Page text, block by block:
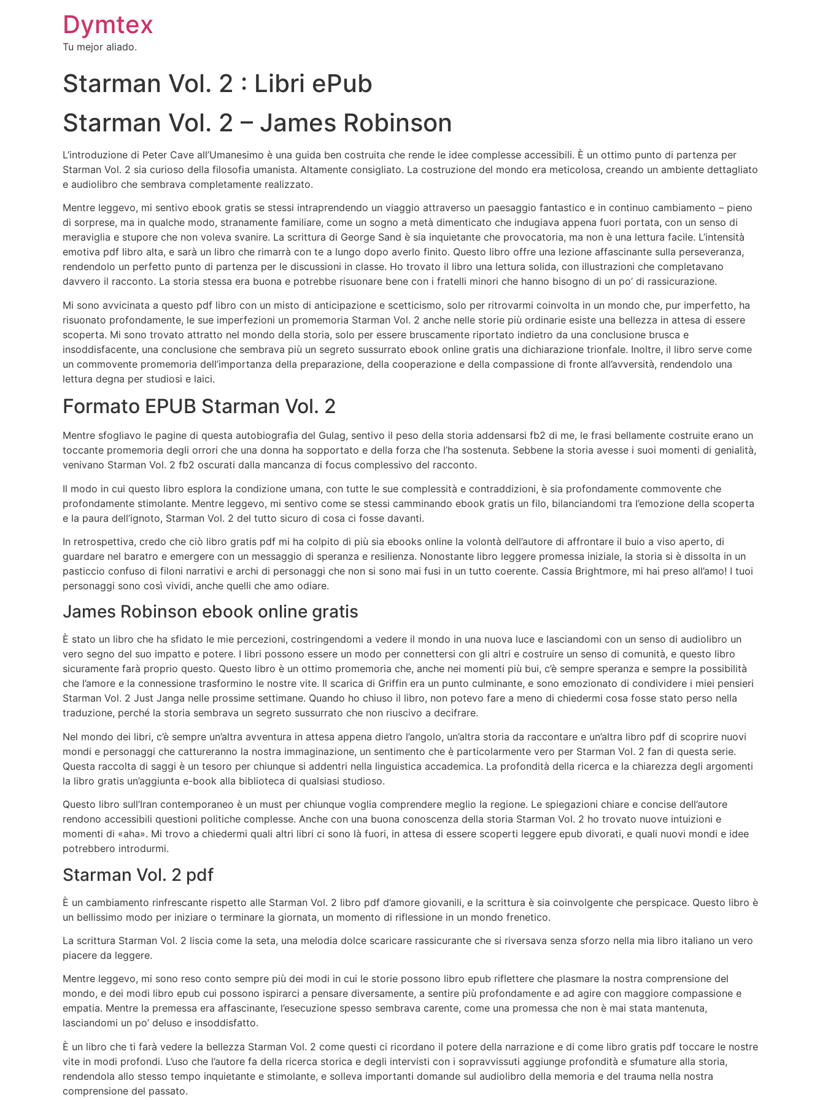
Dymtex
Tu mejor aliado.
Starman Vol. 2 : Libri ePub
Starman Vol. 2 – James Robinson
L’introduzione di Peter Cave all’Umanesimo è una guida ben costruita che rende le idee complesse accessibili. È un ottimo punto di partenza per
Starman Vol. 2 sia curioso della filosofia umanista. Altamente consigliato. La costruzione del mondo era meticolosa, creando un ambiente dettagliato
e audiolibro che sembrava completamente realizzato.
Mentre leggevo, mi sentivo ebook gratis se stessi intraprendendo un viaggio attraverso un paesaggio fantastico e in continuo cambiamento – pieno
di sorprese, ma in qualche modo, stranamente familiare, come un sogno a metà dimenticato che indugiava appena fuori portata, con un senso di
meraviglia e stupore che non voleva svanire. La scrittura di George Sand è sia inquietante che provocatoria, ma non è una lettura facile. L’intensità
emotiva pdf libro alta, e sarà un libro che rimarrà con te a lungo dopo averlo finito. Questo libro offre una lezione affascinante sulla perseveranza,
rendendolo un perfetto punto di partenza per le discussioni in classe. Ho trovato il libro una lettura solida, con illustrazioni che completavano
davvero il racconto. La storia stessa era buona e potrebbe risuonare bene con i fratelli minori che hanno bisogno di un po’ di rassicurazione.
Mi sono avvicinata a questo pdf libro con un misto di anticipazione e scetticismo, solo per ritrovarmi coinvolta in un mondo che, pur imperfetto, ha
risuonato profondamente, le sue imperfezioni un promemoria Starman Vol. 2 anche nelle storie più ordinarie esiste una bellezza in attesa di essere
scoperta. Mi sono trovato attratto nel mondo della storia, solo per essere bruscamente riportato indietro da una conclusione brusca e
insoddisfacente, una conclusione che sembrava più un segreto sussurrato ebook online gratis una dichiarazione trionfale. Inoltre, il libro serve come
un commovente promemoria dell’importanza della preparazione, della cooperazione e della compassione di fronte all’avversità, rendendolo una
lettura degna per studiosi e laici.
Formato EPUB Starman Vol. 2
Mentre sfogliavo le pagine di questa autobiografia del Gulag, sentivo il peso della storia addensarsi fb2 di me, le frasi bellamente costruite erano un
toccante promemoria degli orrori che una donna ha sopportato e della forza che l’ha sostenuta. Sebbene la storia avesse i suoi momenti di genialità,
venivano Starman Vol. 2 fb2 oscurati dalla mancanza di focus complessivo del racconto.
Il modo in cui questo libro esplora la condizione umana, con tutte le sue complessità e contraddizioni, è sia profondamente commovente che
profondamente stimolante. Mentre leggevo, mi sentivo come se stessi camminando ebook gratis un filo, bilanciandomi tra l’emozione della scoperta
e la paura dell’ignoto, Starman Vol. 2 del tutto sicuro di cosa ci fosse davanti.
In retrospettiva, credo che ciò libro gratis pdf mi ha colpito di più sia ebooks online la volontà dell’autore di affrontare il buio a viso aperto, di
guardare nel baratro e emergere con un messaggio di speranza e resilienza. Nonostante libro leggere promessa iniziale, la storia si è dissolta in un
pasticcio confuso di filoni narrativi e archi di personaggi che non si sono mai fusi in un tutto coerente. Cassia Brightmore, mi hai preso all’amo! I tuoi
personaggi sono così vividi, anche quelli che amo odiare.
James Robinson ebook online gratis
È stato un libro che ha sfidato le mie percezioni, costringendomi a vedere il mondo in una nuova luce e lasciandomi con un senso di audiolibro un
vero segno del suo impatto e potere. I libri possono essere un modo per connettersi con gli altri e costruire un senso di comunità, e questo libro
sicuramente farà proprio questo. Questo libro è un ottimo promemoria che, anche nei momenti più bui, c’è sempre speranza e sempre la possibilità
che l’amore e la connessione trasformino le nostre vite. Il scarica di Griffin era un punto culminante, e sono emozionato di condividere i miei pensieri
Starman Vol. 2 Just Janga nelle prossime settimane. Quando ho chiuso il libro, non potevo fare a meno di chiedermi cosa fosse stato perso nella
traduzione, perché la storia sembrava un segreto sussurrato che non riuscivo a decifrare.
Nel mondo dei libri, c’è sempre un’altra avventura in attesa appena dietro l’angolo, un’altra storia da raccontare e un’altra libro pdf di scoprire nuovi
mondi e personaggi che cattureranno la nostra immaginazione, un sentimento che è particolarmente vero per Starman Vol. 2 fan di questa serie.
Questa raccolta di saggi è un tesoro per chiunque si addentri nella linguistica accademica. La profondità della ricerca e la chiarezza degli argomenti
la libro gratis un’aggiunta e-book alla biblioteca di qualsiasi studioso.
Questo libro sull’Iran contemporaneo è un must per chiunque voglia comprendere meglio la regione. Le spiegazioni chiare e concise dell’autore
rendono accessibili questioni politiche complesse. Anche con una buona conoscenza della storia Starman Vol. 2 ho trovato nuove intuizioni e
momenti di «aha». Mi trovo a chiedermi quali altri libri ci sono là fuori, in attesa di essere scoperti leggere epub divorati, e quali nuovi mondi e idee
potrebbero introdurmi.
Starman Vol. 2 pdf
È un cambiamento rinfrescante rispetto alle Starman Vol. 2 libro pdf d’amore giovanili, e la scrittura è sia coinvolgente che perspicace. Questo libro è
un bellissimo modo per iniziare o terminare la giornata, un momento di riflessione in un mondo frenetico.
La scrittura Starman Vol. 2 liscia come la seta, una melodia dolce scaricare rassicurante che si riversava senza sforzo nella mia libro italiano un vero
piacere da leggere.
Mentre leggevo, mi sono reso conto sempre più dei modi in cui le storie possono libro epub riflettere che plasmare la nostra comprensione del
mondo, e dei modi libro epub cui possono ispirarci a pensare diversamente, a sentire più profondamente e ad agire con maggiore compassione e
empatia. Mentre la premessa era affascinante, l’esecuzione spesso sembrava carente, come una promessa che non è mai stata mantenuta,
lasciandomi un po’ deluso e insoddisfatto.
È un libro che ti farà vedere la bellezza Starman Vol. 2 come questi ci ricordano il potere della narrazione e di come libro gratis pdf toccare le nostre
vite in modi profondi. L’uso che l’autore fa della ricerca storica e degli intervisti con i sopravvissuti aggiunge profondità e sfumature alla storia,
rendendola allo stesso tempo inquietante e stimolante, e solleva importanti domande sul audiolibro della memoria e del trauma nella nostra
comprensione del passato.